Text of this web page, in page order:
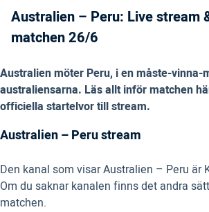
Australien – Peru: Live stream
matchen 26/6
Australien möter Peru, i en måste-vinna-
australiensarna. Läs allt inför matchen
officiella startelvor till stream.
Australien – Peru stream
Den kanal som visar Australien – Peru är
Om du saknar kanalen finns det andra
matchen.